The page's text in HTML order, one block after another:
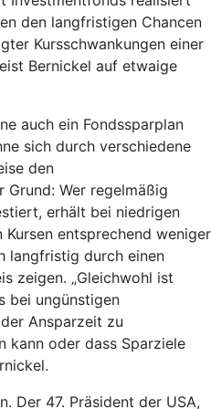
den langfristigen Chancen
Kursschwankungen einer
Bernickel auf etwaige
auch ein Fondssparplan
sich durch verschiedene
den
Wer regelmäßig
erhält bei niedrigen
Kursen entsprechend weniger
langfristig durch einen
zeigen. „Gleichwohl ist
bei ungünstigen
Ansparzeit zu
kann oder dass Sparziele
Der 47. Präsident der USA,